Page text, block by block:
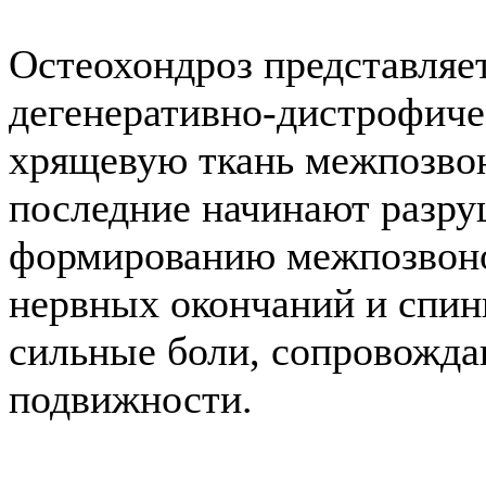
Остеохондроз
дегенеративно-
хрящевую ткань
последние начинают
формированию
нервных окончаний и
сильные боли,
подвижности.